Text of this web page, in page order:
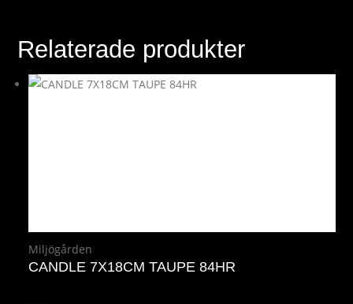
Relaterade produkter
Miljögården
CANDLE 7X18CM TAUPE 84HR